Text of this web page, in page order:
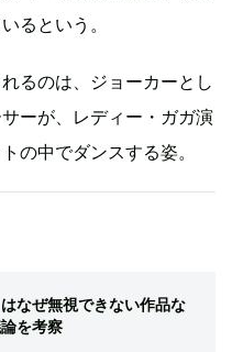
るという。
るのは、ジョーカーとし
ーが、レディー・ガガ演
の中でダンスする姿。
はなぜ無視できない作品な
を考察